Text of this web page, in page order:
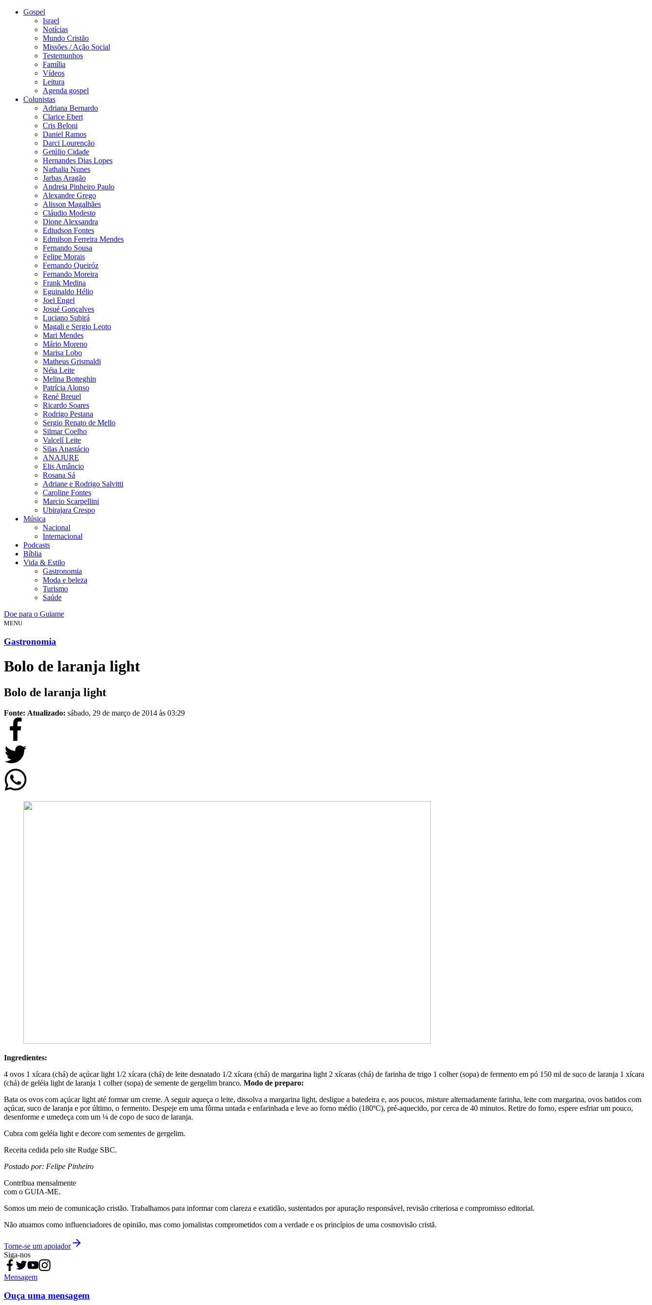
Gospel
Israel
Notícias
Mundo Cristão
Missões / Ação Social
Testemunhos
Família
Vídeos
Leitura
Agenda gospel
Colunistas
Adriana Bernardo
Clarice Ebert
Cris Beloni
Daniel Ramos
Darci Lourenção
Getúlio Cidade
Hernandes Dias Lopes
Nathalia Nunes
Jarbas Aragão
Andreia Pinheiro Paulo
Alexandre Grego
Alisson Magalhães
Cláudio Modesto
Dione Alexsandra
Ediudson Fontes
Edmilson Ferreira Mendes
Fernando Sousa
Felipe Morais
Fernando Queiróz
Fernando Moreira
Frank Medina
Eguinaldo Hélio
Joel Engel
Josué Gonçalves
Luciano Subirá
Magali e Sergio Leoto
Mari Mendes
Mário Moreno
Marisa Lobo
Matheus Grismaldi
Néia Leite
Melina Botteghin
Patrícia Alonso
René Breuel
Ricardo Soares
Rodrigo Pestana
Sergio Renato de Mello
Silmar Coelho
Valcelí Leite
Silas Anastácio
ANAJURE
Elis Amâncio
Rosana Sá
Adriane e Rodrigo Salvitti
Caroline Fontes
Marcio Scarpellini
Ubirajara Crespo
Música
Nacional
Internacional
Podcasts
Bíblia
Vida & Estilo
Gastronomia
Moda e beleza
Turismo
Saúde
Doe para o Guiame
MENU
Gastronomia
Bolo de laranja light
Bolo de laranja light
Fonte: Atualizado: sábado, 29 de março de 2014 às 03:29
Ingredientes:
4 ovos 1 xícara (chá) de açúcar light 1/2 xícara (chá) de leite desnatado 1/2 xícara (chá) de margarina light 2 xícaras (chá) de farinha de trigo 1 colher (sopa) de fermento em pó 150 ml de suco de laranja 1 xícara
(chá) de geléia light de laranja 1 colher (sopa) de semente de gergelim branco. Modo de preparo:
Bata os ovos com açúcar light até formar um creme. A seguir aqueça o leite, dissolva a margarina light, desligue a batedeira e, aos poucos, misture alternadamente farinha, leite com margarina, ovos batidos com
açúcar, suco de laranja e por último, o fermento. Despeje em uma fôrma untada e enfarinhada e leve ao forno médio (180ºC), pré-aquecido, por cerca de 40 minutos. Retire do forno, espere esfriar um pouco,
desenforme e umedeça com um ¼ de copo de suco de laranja.
Cubra com geléia light e decore com sementes de gergelim.
Receita cedida pelo site Rudge SBC.
Postado por: Felipe Pinheiro
Contribua mensalmente
com o GUIA-ME.
Somos um meio de comunicação cristão. Trabalhamos para informar com clareza e exatidão, sustentados por apuração responsável, revisão criteriosa e compromisso editorial.
Não atuamos como influenciadores de opinião, mas como jornalistas comprometidos com a verdade e os princípios de uma cosmovisão cristã.
Torne-se um apoiador
Siga-nos
Mensagem
Ouça uma mensagem